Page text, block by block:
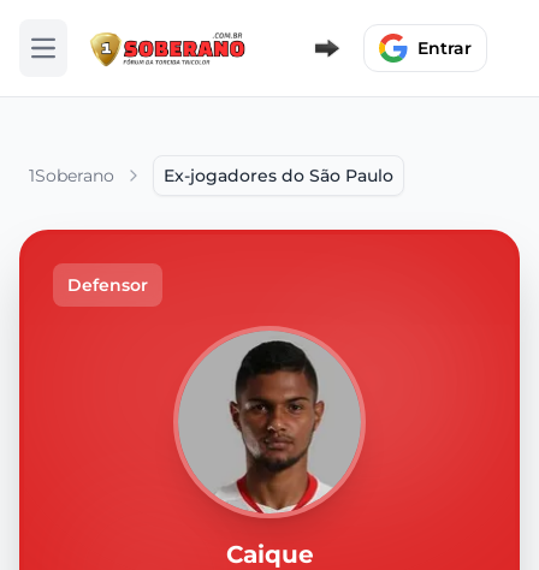
Abrir menu Entrar
1Soberano Ex-jogadores do São Paulo
Defensor
Caique